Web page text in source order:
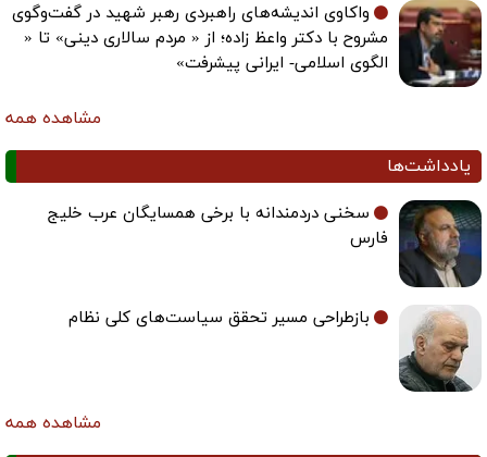
واکاوی اندیشه‌های راهبردی رهبر شهید در گفت‌وگوی
مشروح با دکتر واعظ زاده؛ از « مردم سالاری دینی» تا «
الگوی اسلامی- ایرانی پیشرفت»
مشاهده همه
یادداشت‌ها
سخنی دردمندانه با برخی همسایگان عرب خلیج
فارس
بازطراحی مسیر تحقق سیاست‌های کلی نظام
مشاهده همه